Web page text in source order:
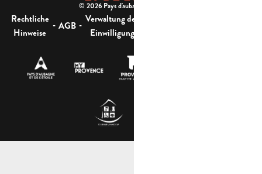
© 2026 Pays d'aubagne et de l'étoile -
Rechtliche
Hinweise
- AGB - Verwaltung der
Einwilligung